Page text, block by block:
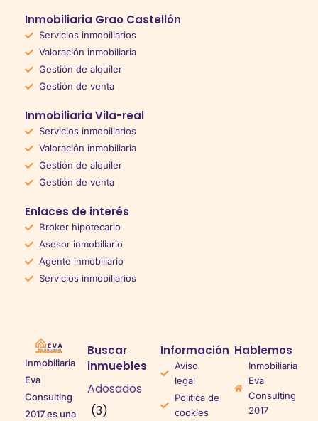
Inmobiliaria Grao Castellón
Servicios inmobiliarios
Valoración inmobiliaria
Gestión de alquiler
Gestión de venta
Inmobiliaria Vila-real
Servicios inmobiliarios
Valoración inmobiliaria
Gestión de alquiler
Gestión de venta
Enlaces de interés
Broker hipotecario
Asesor inmobiliario
Agente inmobiliario
Servicios inmobiliarios
Inmobiliaria
Eva
Consulting
2017 es una
Buscar
inmuebles
Adosados
(3)
Información
Aviso
legal
Política de
cookies
Hablemos
Inmobiliaria
Eva
Consulting
2017